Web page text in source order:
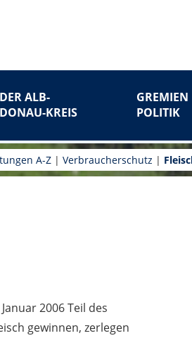
DER ALB-
DONAU-KREIS
GREMIEN
POLITIK
A-Z |Verbraucherschutz |
2006 Teil des
gewinnen, zerlegen